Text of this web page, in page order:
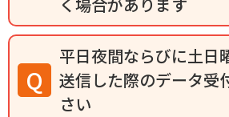
く場合があります
平日夜間ならびに土日
送信した際のデータ受
さい